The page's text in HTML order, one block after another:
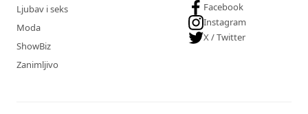
Ljubav i seks
Moda
ShowBiz
Zanimljivo
Facebook
Instagram
X / Twitter